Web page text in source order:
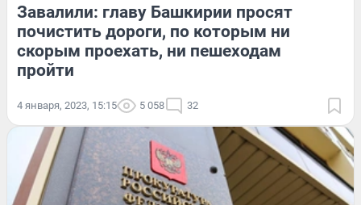
Завалили: главу Башкирии просят
почистить дороги, по которым ни
скорым проехать, ни пешеходам
пройти
4 января, 2023, 15:15 5 058 32